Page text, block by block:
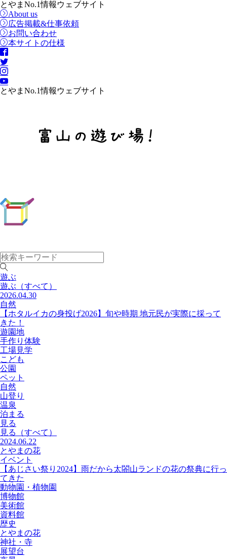
とやまNo.1情報ウェブサイト
About us
広告掲載&仕事依頼
お問い合わせ
本サイトの仕様
とやまNo.1情報ウェブサイト
遊ぶ
遊ぶ （すべて）
2026.04.30
自然
【ホタルイカの身投げ2026】旬や時期 地元民が実際に採って
きた！
遊園地
手作り体験
工場見学
こども
公園
ペット
自然
山登り
温泉
泊まる
見る
見る
（すべて）
2024.06.22
とやまの花
イベント
【あじさい祭り2024】雨だから太閤山ランドの花の祭典に行っ
てきた
動物園・植物園
博物館
美術館
資料館
歴史
とやまの花
神社・寺
展望台